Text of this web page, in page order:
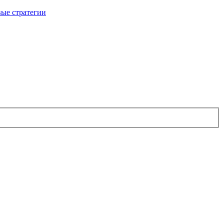
стратегии